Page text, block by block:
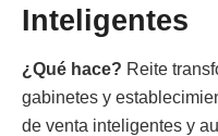
Inteligentes
¿Qué hace? Reite
gabinetes y
de venta inteligentes y